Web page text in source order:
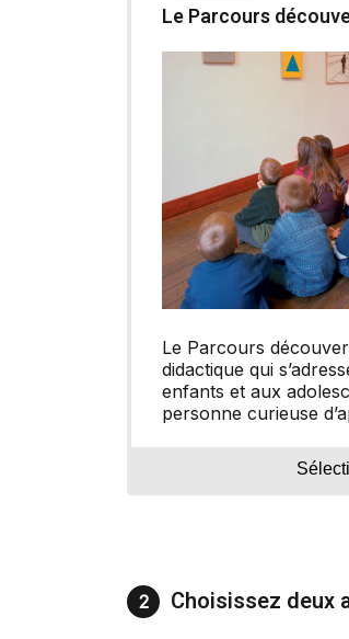
Le Parcours
Le Parcours
didactique qui
enfants et aux
personne curieuse
2 Choisissez deux